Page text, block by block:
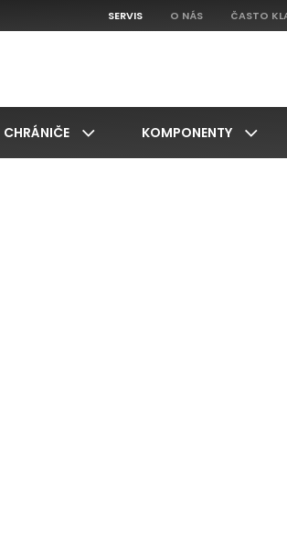
SERVIS O NÁS ČASTO
CHRÁNIČE KOMPONENTY